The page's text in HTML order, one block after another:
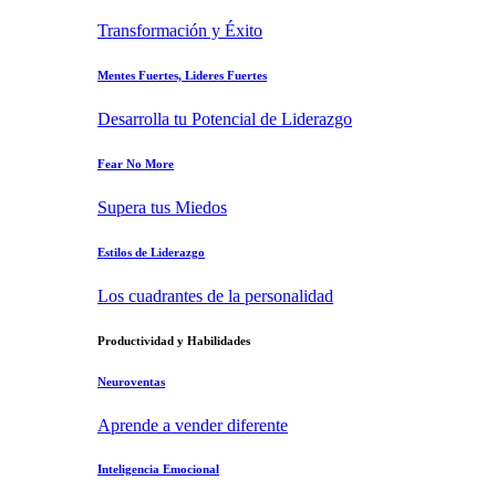
Transformación y Éxito
Mentes Fuertes, Lideres Fuertes
Desarrolla tu Potencial de Liderazgo
Fear No More
Supera tus Miedos
Estilos de Liderazgo
Los cuadrantes de la personalidad
Productividad y Habilidades
Neuroventas
Aprende a vender diferente
Inteligencia Emocional